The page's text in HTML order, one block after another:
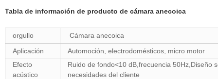
Tabla de información de producto de cámara anecoica
orgullo
Cámara anecoica
Aplicación
Automoción, electrodomésticos, micro motor
Efecto
acústico
Ruido de fondo<10 dB,frecuencia 50Hz,Diseño
necesidades del cliente